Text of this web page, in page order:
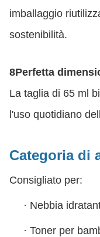
imballaggio
sostenibilità.
8Perfetta
La taglia di 65 ml
l'uso quotidiano
Categoria di
Consigliato per:
· Nebbia
· Toner per